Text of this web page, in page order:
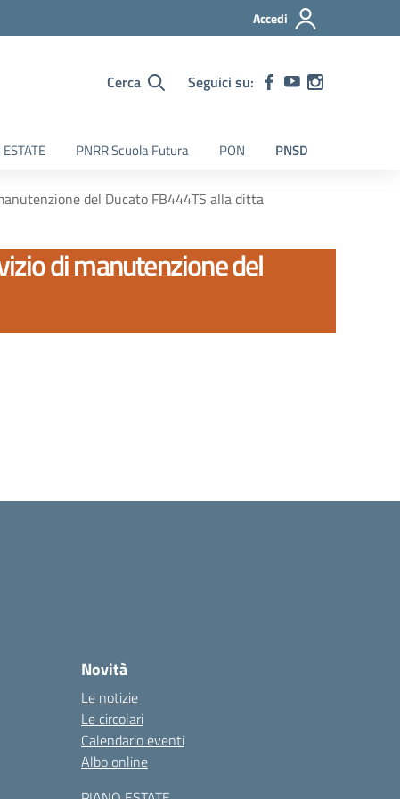
Accedi
Cerca Seguici su:
PNRR Scuola Futura PON PNSD
del Ducato FB444TS alla ditta
di manutenzione del
Novità
Le notizie
Le circolari
Calendario eventi
Albo online